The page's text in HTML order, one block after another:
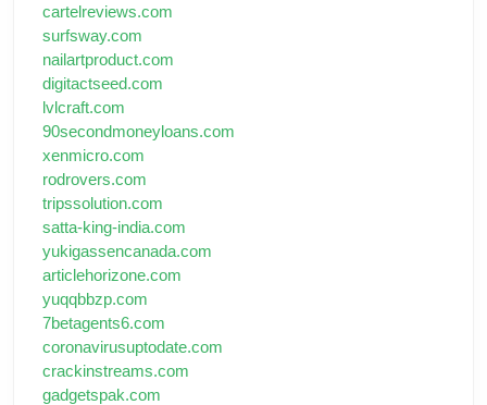
cartelreviews.com
surfsway.com
nailartproduct.com
digitactseed.com
lvlcraft.com
90secondmoneyloans.com
xenmicro.com
rodrovers.com
tripssolution.com
satta-king-india.com
yukigassencanada.com
articlehorizone.com
yuqqbbzp.com
7betagents6.com
coronavirusuptodate.com
crackinstreams.com
gadgetspak.com